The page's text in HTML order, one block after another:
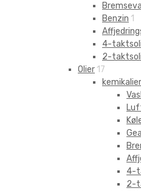
Benzin 1
4-
2-
Olier 17
kemikalier
4-
2-